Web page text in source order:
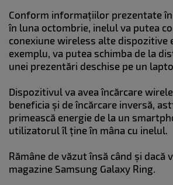
Conform informațiilor prezentate
în luna octombrie, inelul va putea
conexiune wireless alte dispozitive
exemplu, va putea schimba de la
unei prezentări deschise pe un
Dispozitivul va avea încărcare
beneficia și de încărcare inversă,
primească energie de la un
utilizatorul îl ține în mâna cu inelul.
Rămâne de văzut însă când și dacă
magazine Samsung Galaxy Ring.